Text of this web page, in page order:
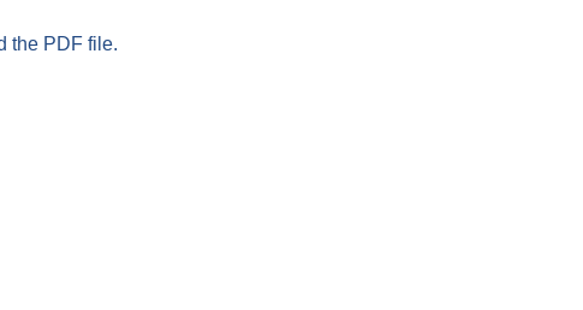
the PDF file.